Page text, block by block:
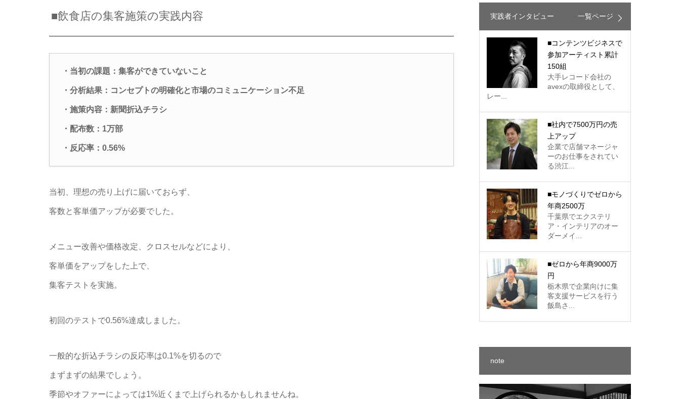
■飲食店の集客施策の実践内容
・当初の課題：集客ができていないこと
・分析結果：コンセプトの明確化と市場のコミュニケーション不足
・施策内容：新聞折込チラシ
・配布数：1万部
・反応率：0.56%
当初、理想の売り上げに届いておらず、
客数と客単価アップが必要でした。
メニュー改善や価格改定、クロスセルなどにより、
客単価をアップをした上で、
集客テストを実施。
初回のテストで0.56%達成しました。
一般的な折込チラシの反応率は0.1%を切るので
まずまずの結果でしょう。
季節やオファーによっては1%近くまで上げられるかもしれませんね。
実践者インタビュー 一覧ページ
■コンテンツビジネスで
参加アーティスト累計
150組
大手レコード会社の
avexの取締役として、
レー...
■社内で7500万円の売
上アップ
企業で店舗マネージャ
ーのお仕事をされてい
る渋江...
■モノづくりでゼロから
年商2500万
千葉県でエクステリ
ア・インテリアのオー
ダーメイ...
■ゼロから年商9000万
円
栃木県で企業向けに集
客支援サービスを行う
飯島さ...
note